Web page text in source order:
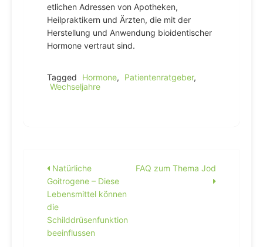
etlichen Adressen von Apotheken,
Heilpraktikern und Ärzten, die mit der
Herstellung und Anwendung bioidentischer
Hormone vertraut sind.
Tagged Hormone, Patientenratgeber,
Wechseljahre
Beitragsnavigation
Natürliche
Goitrogene – Diese
Lebensmittel können
die
Schilddrüsenfunktion
beeinflussen
FAQ zum Thema Jod